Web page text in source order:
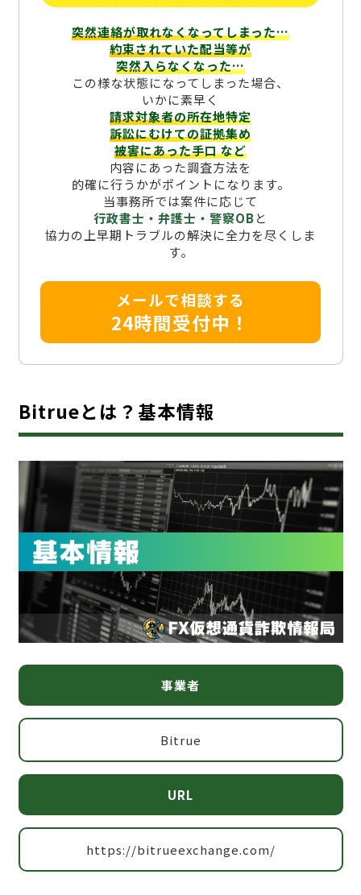
突然連絡が取れなくなってしまった…
約束されていた配当等が
突然入らなくなった…
この様な状態になってしまった場合、
いかに素早く
請求対象者の所在地特定
訴訟にむけての証拠集め
被害にあった手口など
内容にあった調査方法を
的確に行うかがポイントになります。
当事務所では案件に応じて
行政書士・弁護士・警察OBと
協力の上早期トラブルの解決に全力を尽くしま
す。
メールで相談する
24時間受付中！
Bitrueとは？基本情報
事業者
Bitrue
URL
https://bitrueexchange.com/